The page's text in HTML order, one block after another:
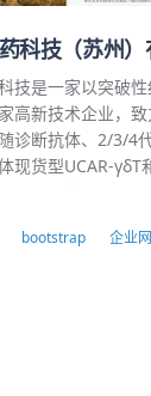
科技（苏州
技是一家以突破
高新技术企业，
诊断抗体、2/3/4
现货型UCAR-γδT
bootstrap 企业